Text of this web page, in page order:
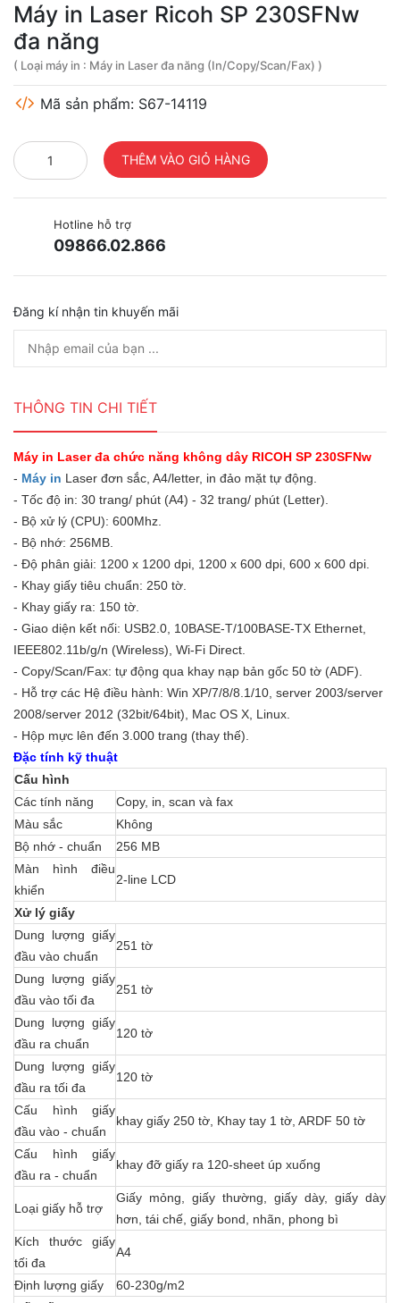
Máy in Laser Ricoh SP 230SFNw
đa năng
( Loại máy in : Máy in Laser đa năng (In/Copy/Scan/Fax) )
Mã sản phẩm: S67-14119
Hotline hỗ trợ
09866.02.866
Đăng kí nhận tin khuyến mãi
THÔNG TIN CHI TIẾT
Máy in Laser đa chức năng không dây RICOH SP 230SFNw
- Máy in Laser đơn sắc, A4/letter, in đảo mặt tự động.
- Tốc độ in: 30 trang/ phút (A4) - 32 trang/ phút (Letter).
- Bộ xử lý (CPU): 600Mhz.
- Bộ nhớ: 256MB.
- Độ phân giải: 1200 x 1200 dpi, 1200 x 600 dpi, 600 x 600 dpi.
- Khay giấy tiêu chuẩn: 250 tờ.
- Khay giấy ra: 150 tờ.
- Giao diện kết nối: USB2.0, 10BASE-T/100BASE-TX Ethernet,
IEEE802.11b/g/n (Wireless), Wi-Fi Direct.
- Copy/Scan/Fax: tự động qua khay nạp bản gốc 50 tờ (ADF).
- Hỗ trợ các Hệ điều hành: Win XP/7/8/8.1/10, server 2003/server
2008/server 2012 (32bit/64bit), Mac OS X, Linux.
- Hộp mực lên đến 3.000 trang (thay thế).
Đặc tính kỹ thuật
Cấu hình
Các tính năng
Copy, in, scan và fax
Màu sắc
Không
Bộ nhớ - chuẩn
256 MB
Màn hình điều
khiển
2-line LCD
Xử lý giấy
Dung lượng giấy
đầu vào chuẩn
251 tờ
Dung lượng giấy
đầu vào tối đa
251 tờ
Dung lượng giấy
đầu ra chuẩn
120 tờ
Dung lượng giấy
đầu ra tối đa
120 tờ
Cấu hình giấy
đầu vào - chuẩn
khay giấy 250 tờ, Khay tay 1 tờ, ARDF 50 tờ
Cấu hình giấy
đầu ra - chuẩn
khay đỡ giấy ra 120-sheet úp xuống
Loại giấy hỗ trợ
Giấy mỏng, giấy thường, giấy dày, giấy dày
hơn, tái chế, giấy bond, nhãn, phong bì
Kích thước giấy
tối đa
A4
Định lượng giấy
60-230g/m2